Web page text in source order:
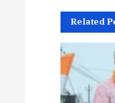
Related